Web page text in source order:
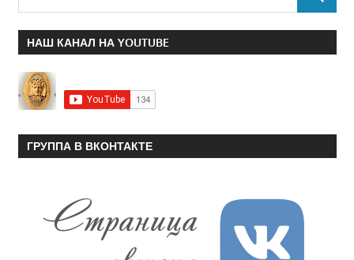
НАШ КАНАЛ НА YOUTUBE
ГРУППА В ВКОНТАКТЕ